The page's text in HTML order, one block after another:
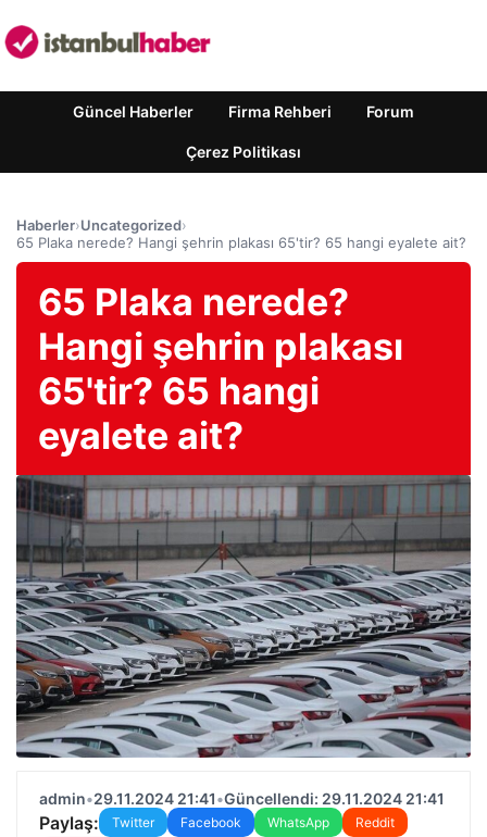
Güncel Haberler Firma Rehberi Forum
Çerez Politikası
Haberler›Uncategorized›
65 Plaka nerede? Hangi şehrin plakası 65'tir? 65 hangi eyalete ait?
65 Plaka nerede?
Hangi şehrin plakası
65'tir? 65 hangi
eyalete ait?
admin•29.11.2024 21:41•Güncellendi: 29.11.2024 21:41
Paylaş: Twitter Facebook WhatsApp
Reddit